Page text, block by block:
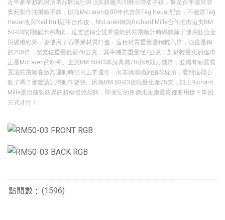
近年豪華超跑與房車品牌流行與頂尖錶廠共同推出聯名手錶，像是百年靈就替
賓利製作托飛輪手錶，以往McLaren在80年代曾與Tag Heuer配合，不過當Tag
Heuer改與Red Bull紅牛合作後，McLaren轉與Richard Mille合作推出這支RM
50-03陀飛輪計時碼錶，這支號稱全世界最輕的陀飛輪計時碼錶除了使用鈦合金
與碳纖維外，更使用了石墨烯材質打造，這種材質重量是鋼輕六倍，強度是鋼
的200倍，整支錶重量低於40公克，其中機芯重量僅7公克，對於輕量化的追求
正是McLaren的精神。至於RM 50-03本身具備70小時動力儲存，並備有耐震裝
置讓陀飛輪在激烈運動時仍可正常運作，而非嬌滴滴的繡花枕頭，看到這裡心
動了嗎？那麼請記得動作要快，因為RM 50-03僅限量生產75支，加上Richard
Mille是目前製錶界的超級發燒品牌，即便它的售價比超跑還貴都要用搶下單的
方式才行！
(1596)